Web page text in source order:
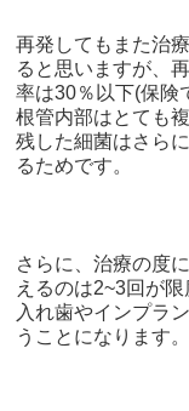
再発してもまた治
ると思いますが、
率は30％以下(保険
根管内部はとても
残した細菌はさら
るためです。
さらに、治療の度
えるのは2~3回が
入れ歯やインプラ
うことになります。